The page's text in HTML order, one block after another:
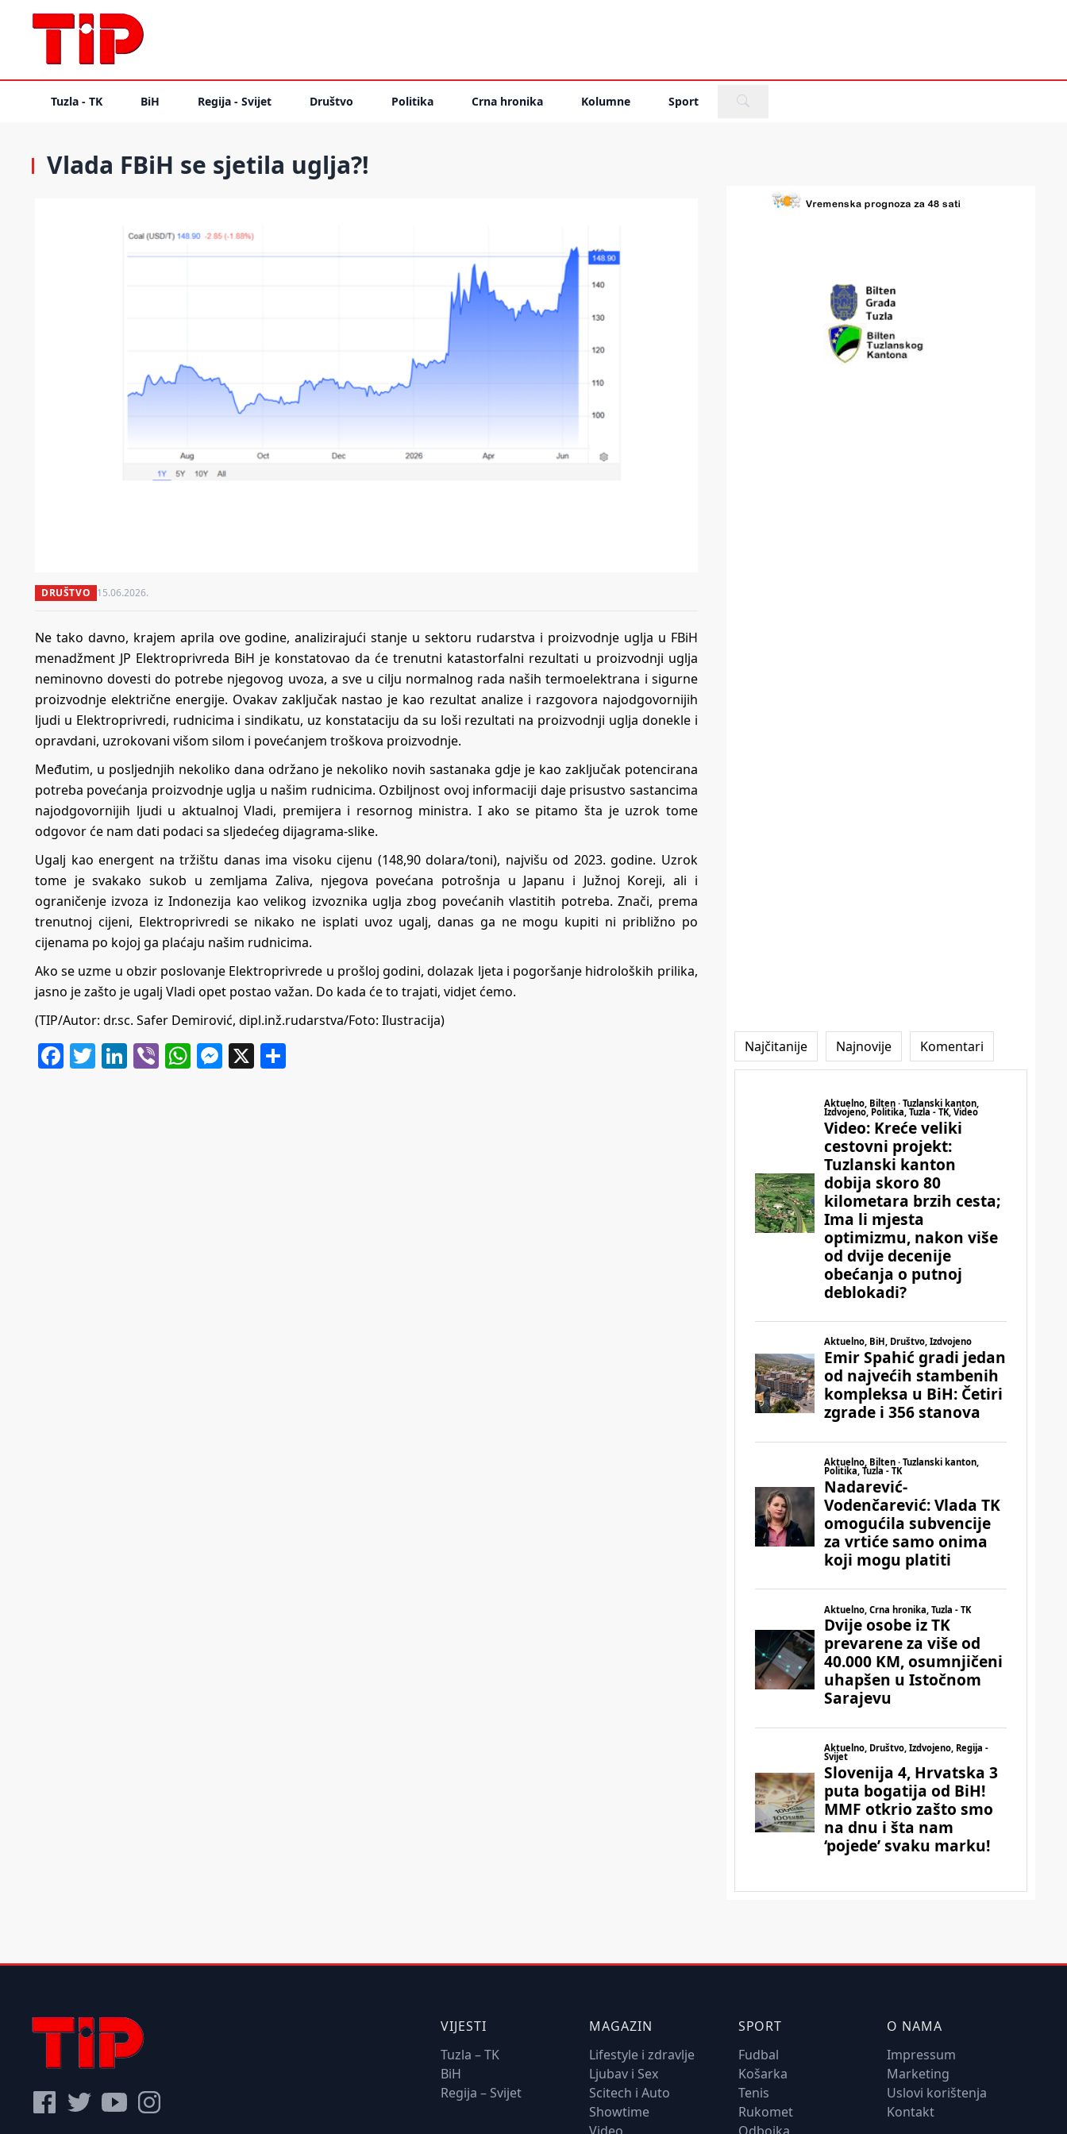
Tuzla - TK BiH Regija - Svijet Društvo Politika Crna hronika Kolumne Sport
Vlada FBiH se sjetila uglja?!
DRUŠTVO 15.06.2026.
Ne tako davno, krajem aprila ove godine, analizirajući stanje u sektoru rudarstva i proizvodnje uglja u FBiH
menadžment JP Elektroprivreda BiH je konstatovao da će trenutni katastorfalni rezultati u proizvodnji uglja
neminovno dovesti do potrebe njegovog uvoza, a sve u cilju normalnog rada naših termoelektrana i sigurne
proizvodnje električne energije. Ovakav zaključak nastao je kao rezultat analize i razgovora najodgovornijih
ljudi u Elektroprivredi, rudnicima i sindikatu, uz konstataciju da su loši rezultati na proizvodnji uglja donekle i
opravdani, uzrokovani višom silom i povećanjem troškova proizvodnje.
Međutim, u posljednjih nekoliko dana održano je nekoliko novih sastanaka gdje je kao zaključak potencirana
potreba povećanja proizvodnje uglja u našim rudnicima. Ozbiljnost ovoj informaciji daje prisustvo sastancima
najodgovornijih ljudi u aktualnoj Vladi, premijera i resornog ministra. I ako se pitamo šta je uzrok tome
odgovor će nam dati podaci sa sljedećeg dijagrama-slike.
Ugalj kao energent na tržištu danas ima visoku cijenu (148,90 dolara/toni), najvišu od 2023. godine. Uzrok
tome je svakako sukob u zemljama Zaliva, njegova povećana potrošnja u Japanu i Južnoj Koreji, ali i
ograničenje izvoza iz Indonezija kao velikog izvoznika uglja zbog povećanih vlastitih potreba. Znači, prema
trenutnoj cijeni, Elektroprivredi se nikako ne isplati uvoz ugalj, danas ga ne mogu kupiti ni približno po
cijenama po kojoj ga plaćaju našim rudnicima.
Ako se uzme u obzir poslovanje Elektroprivrede u prošloj godini, dolazak ljeta i pogoršanje hidroloških prilika,
jasno je zašto je ugalj Vladi opet postao važan. Do kada će to trajati, vidjet ćemo.
(TIP/Autor: dr.sc. Safer Demirović, dipl.inž.rudarstva/Foto: Ilustracija)
Facebook
Twitter
LinkedIn
ViberWhatsApp
Messenger
X Najčitanije Najnovije Komentari
VIJESTI
Tuzla – TK
BiH
Regija – Svijet
MAGAZIN
Lifestyle i zdravlje
Ljubav i Sex
Scitech i Auto
Showtime
Video
SPORT
Fudbal
Košarka
Tenis
Rukomet
Odbojka
O NAMA
Impressum
Marketing
Uslovi korištenja
Kontakt